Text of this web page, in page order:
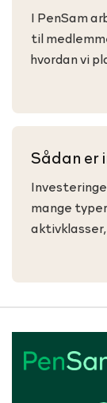
I PenSam
til
hvordan vi
Sådan er
mange